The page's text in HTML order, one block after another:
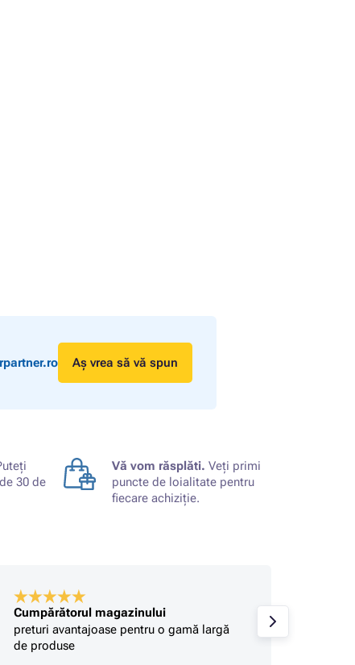
Aș vrea să vă spun
30 de
Vă vom răsplăti. Veți primi
puncte de loialitate pentru
fiecare achiziție.
Cumpărătorul magazinului
preturi avantajoase pentru o gamă largă
de produse